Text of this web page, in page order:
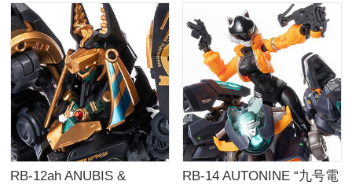
RB-12ah ANUBIS &
RB-14 AUTONINE “九号電